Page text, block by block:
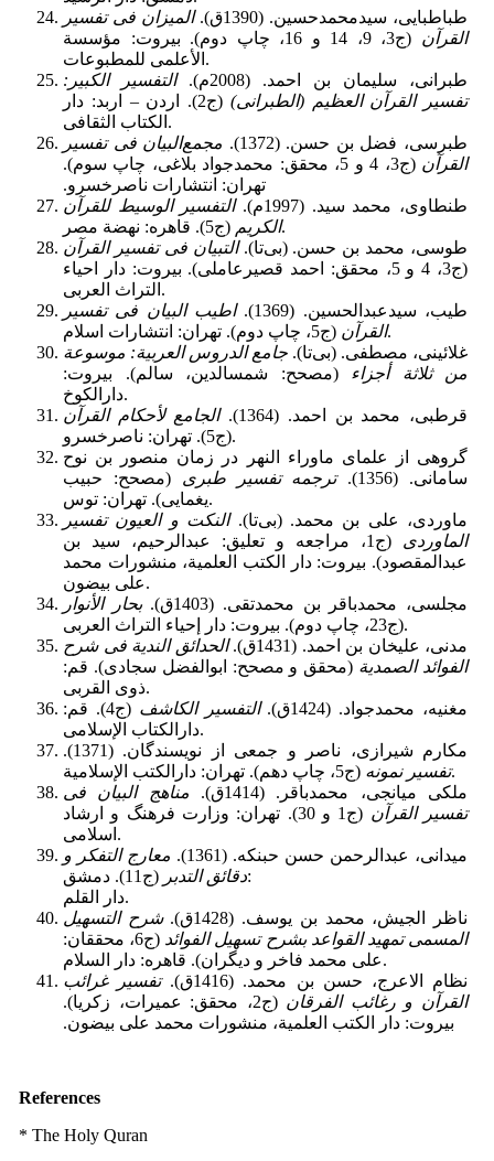
طباطبایى، سیدمحمدحسین. (1390ق‏)‏.
المیزان فی تفسیر
القرآن
‏ (ج3، 9، 14 و 16، چاپ دوم). بیروت: مؤسسة
الأعلمی للمطبوعات.
طبرانى، سلیمان بن احمد. (2008م‏).
التفسیر الکبیر:
تفسیر القرآن العظیم (الطبرانى)
(ج2). اردن – اربد: دار
الکتاب الثقافی‏.
طبرسى، فضل بن حسن. (1372).
مجمع‌البیان فى تفسیر
القرآن
‏ (ج3، 4 و 5، محقق: محمدجواد بلاغى، چاپ سوم).
تهران: انتشارات ناصرخسرو.‏‏
طنطاوى، محمد سید. (1997م).
التفسیر الوسیط للقرآن
الکریم‏ (ج5). قاهره: ‏نهضة مصر‏.
طوسى، محمد بن حسن. (بی‌تا).التبیان فى تفسیر القرآن
(ج3، 4 و 5،
محقق: احمد قصیرعاملى)‏. بیروت: دار احیاء
التراث العربى‏.
طیب، سیدعبدالحسین. (1369).‏
اطیب البیان فی تفسیر
القرآن‏ (ج5، چاپ دوم). تهران: انتشارات اسلام‏‏.
غلائینى، مصطفى‏. (بی‌تا). جامع الدروس العربیة: موسوعة
من ثلاثة أجزاء (مصحح: شمس‏الدین، سالم‏). بیروت:
دارالکوخ‏.
قرطبى، محمد بن احمد. (1364).
الجامع لأحکام القرآن
(ج5). تهران: ناصرخسرو‏.
گروهی از علمای ماوراء النهر در زمان منصور بن نوح
سامانی. (1356).
ترجمه تفسیر طبری(مصحح: حبیب
یغمایی). تهران: توس.
ماوردى، على بن محمد. (بی‌‌تا).النکت و العیون تفسیر
الماوردى
‏ (ج1، مراجعه و تعلیق: عبدالرحیم، سید بن
عبدالمقصود). بیروت: دار الکتب العلمیة، منشورات محمد
علی بیضون‏.
مجلسى، محمدباقر بن محمدتقی. (1403ق).‏
بحار الأنوار
(ج23، چاپ دوم). بیروت: دار إحیاء التراث العربی.
مدنى، علیخان بن احمد. (1431ق).
الحدائق الندیة فی شرح
الفوائد الصمدیة (محقق و مصحح: ابوالفضل سجادى)‏. قم:
ذوی القربى‏.
مغنیه، محمدجواد. (1424ق).
التفسیر الکاشف
‏ (ج4). قم:
دارالکتاب الإسلامی‏.
مکارم شیرازى، ناصر و جمعی از نویسندگان. (1371).
تفسیر نمونه‏ (ج5، چاپ دهم). تهران: دارالکتب الإسلامیة‏.
ملکى میانجى، محمدباقر. (1414ق).
مناهج البیان فى
تفسیر القرآن
‏ (ج1 و 30). تهران: وزارت فرهنگ و ارشاد
اسلامى‏.
میدانى، عبدالرحمن حسن حبنکه‏. (1361).
معارج التفکر و
دقائق التدبر(ج11). دمشق‏:
دار القلم‏‏.
ناظر الجیش، محمد بن یوسف‏. (1428ق).
شرح التسهیل
المسمى تمهید القواعد بشرح تسهیل الفوائد (ج6،
محققان:
علی محمد فاخر و دیگران). قاهره: دار السلام‏.
نظام الاعرج، حسن بن محمد. (1416ق).
تفسیر غرائب
القرآن و رغائب الفرقان ‏ (ج2،
محقق: عمیرات، زکریا).
بیروت: دار الکتب العلمیة، منشورات محمد علی بیضون‏.‏
References
* The Holy Quran